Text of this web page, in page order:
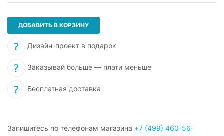
ДОБАВИТЬ В КОРЗИНУ
Дизайн-проект в подарок
Заказывай больше — плати меньше
Бесплатная доставка
Запишитесь по телефонам магазина +7 (499) 460-56-